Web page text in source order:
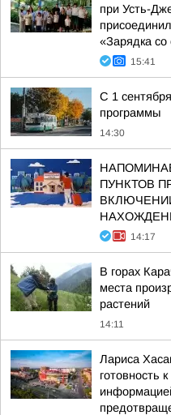
при Усть-
«Зарядка
15:41
С 1
программы
14:30
ПУНКТОВ
14:17
В горах
места
растений
14:11
Лариса
готовность